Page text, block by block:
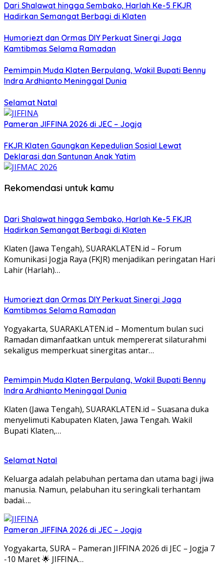
Dari Shalawat hingga Sembako, Harlah Ke-5 FKJR
Hadirkan Semangat Berbagi di Klaten
Humoriezt dan Ormas DIY Perkuat Sinergi Jaga
Kamtibmas Selama Ramadan
Pemimpin Muda Klaten Berpulang, Wakil Bupati Benny
Indra Ardhianto Meninggal Dunia
Selamat Natal
Pameran JIFFINA 2026 di JEC – Jogja
FKJR Klaten Gaungkan Kepedulian Sosial Lewat
Deklarasi dan Santunan Anak Yatim
Rekomendasi untuk kamu
Dari Shalawat hingga Sembako, Harlah Ke-5 FKJR
Hadirkan Semangat Berbagi di Klaten
Klaten (Jawa Tengah), SUARAKLATEN.id – Forum
Komunikasi Jogja Raya (FKJR) menjadikan peringatan Hari
Lahir (Harlah)…
Humoriezt dan Ormas DIY Perkuat Sinergi Jaga
Kamtibmas Selama Ramadan
Yogyakarta, SUARAKLATEN.id – Momentum bulan suci
Ramadan dimanfaatkan untuk mempererat silaturahmi
sekaligus memperkuat sinergitas antar…
Pemimpin Muda Klaten Berpulang, Wakil Bupati Benny
Indra Ardhianto Meninggal Dunia
Klaten (Jawa Tengah), SUARAKLATEN.id – Suasana duka
menyelimuti Kabupaten Klaten, Jawa Tengah. Wakil
Bupati Klaten,…
Selamat Natal
Keluarga adalah pelabuhan pertama dan utama bagi jiwa
manusia. Namun, pelabuhan itu seringkali terhantam
badai….
Pameran JIFFINA 2026 di JEC – Jogja
Yogyakarta, SURA – Pameran JIFFINA 2026 di JEC – Jogja 7
-10 Maret 🌟 JIFFINA…